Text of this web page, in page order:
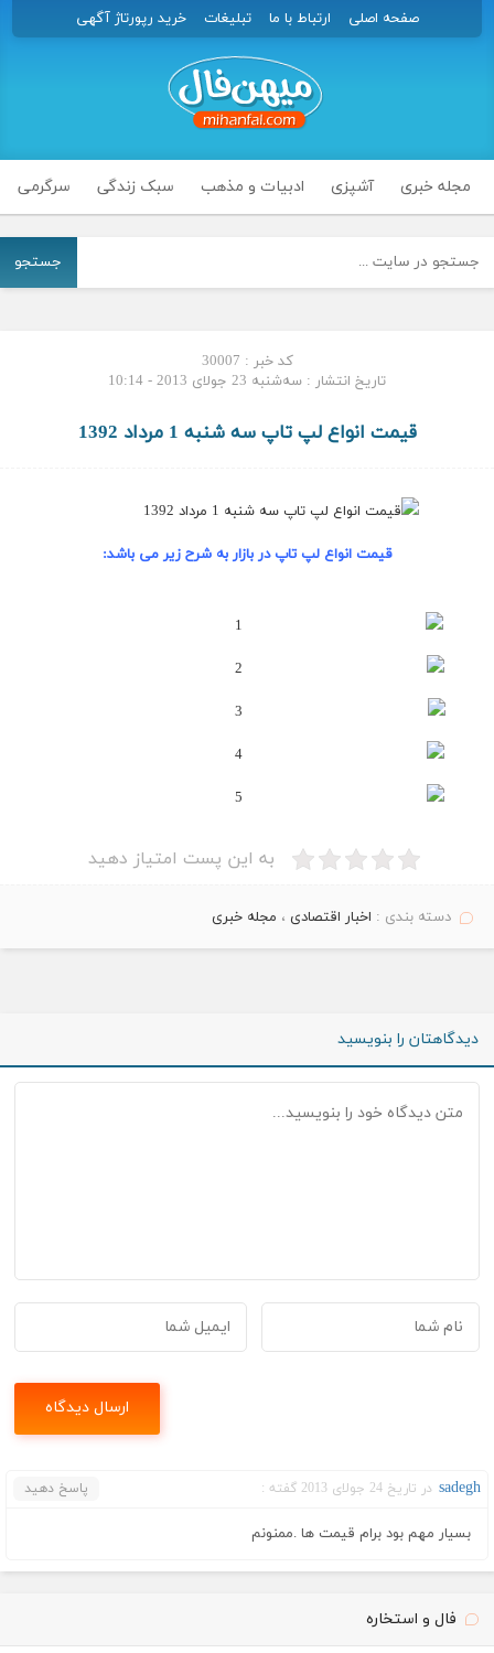
صفحه اصلی ارتباط با ما تبلیغات خرید رپورتاژ آگهی
مجله خبری آشپزی ادبیات و مذهب سبک زندگی سرگرمی
جستجو
کد خبر : 30007
تاریخ انتشار : سه‌شنبه 23 جولای 2013 - 10:14
قیمت انواع لپ تاپ سه شنبه 1 مرداد 1392
قیمت انواع لپ تاپ دربازاربه شرح زیر می باشد:
به این پست امتیاز دهید
دسته بندی : اخبار اقتصادی ، مجله خبری
دیدگاهتان را بنویسید
sadegh در تاریخ 24 جولای 2013 گفته : پاسخ دهید
بسیار مهم بود برام قیمت ها .ممنونم
فال و استخاره